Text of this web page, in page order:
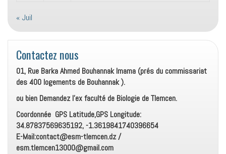
« Juil
Contactez nous
01, Rue Barka Ahmed Bouhannak Imama (prés du commissariat
des 400 logements de Bouhannak ).
ou bien Demandez l’ex faculté de Biologie de Tlemcen.
Coordonnée GPS Latitude,GPS Longitude:
34.87837569635192, -1.3619841740396654
E-Mail:contact@esm-tlemcen.dz /
esm.tlemcen13000@gmail.com